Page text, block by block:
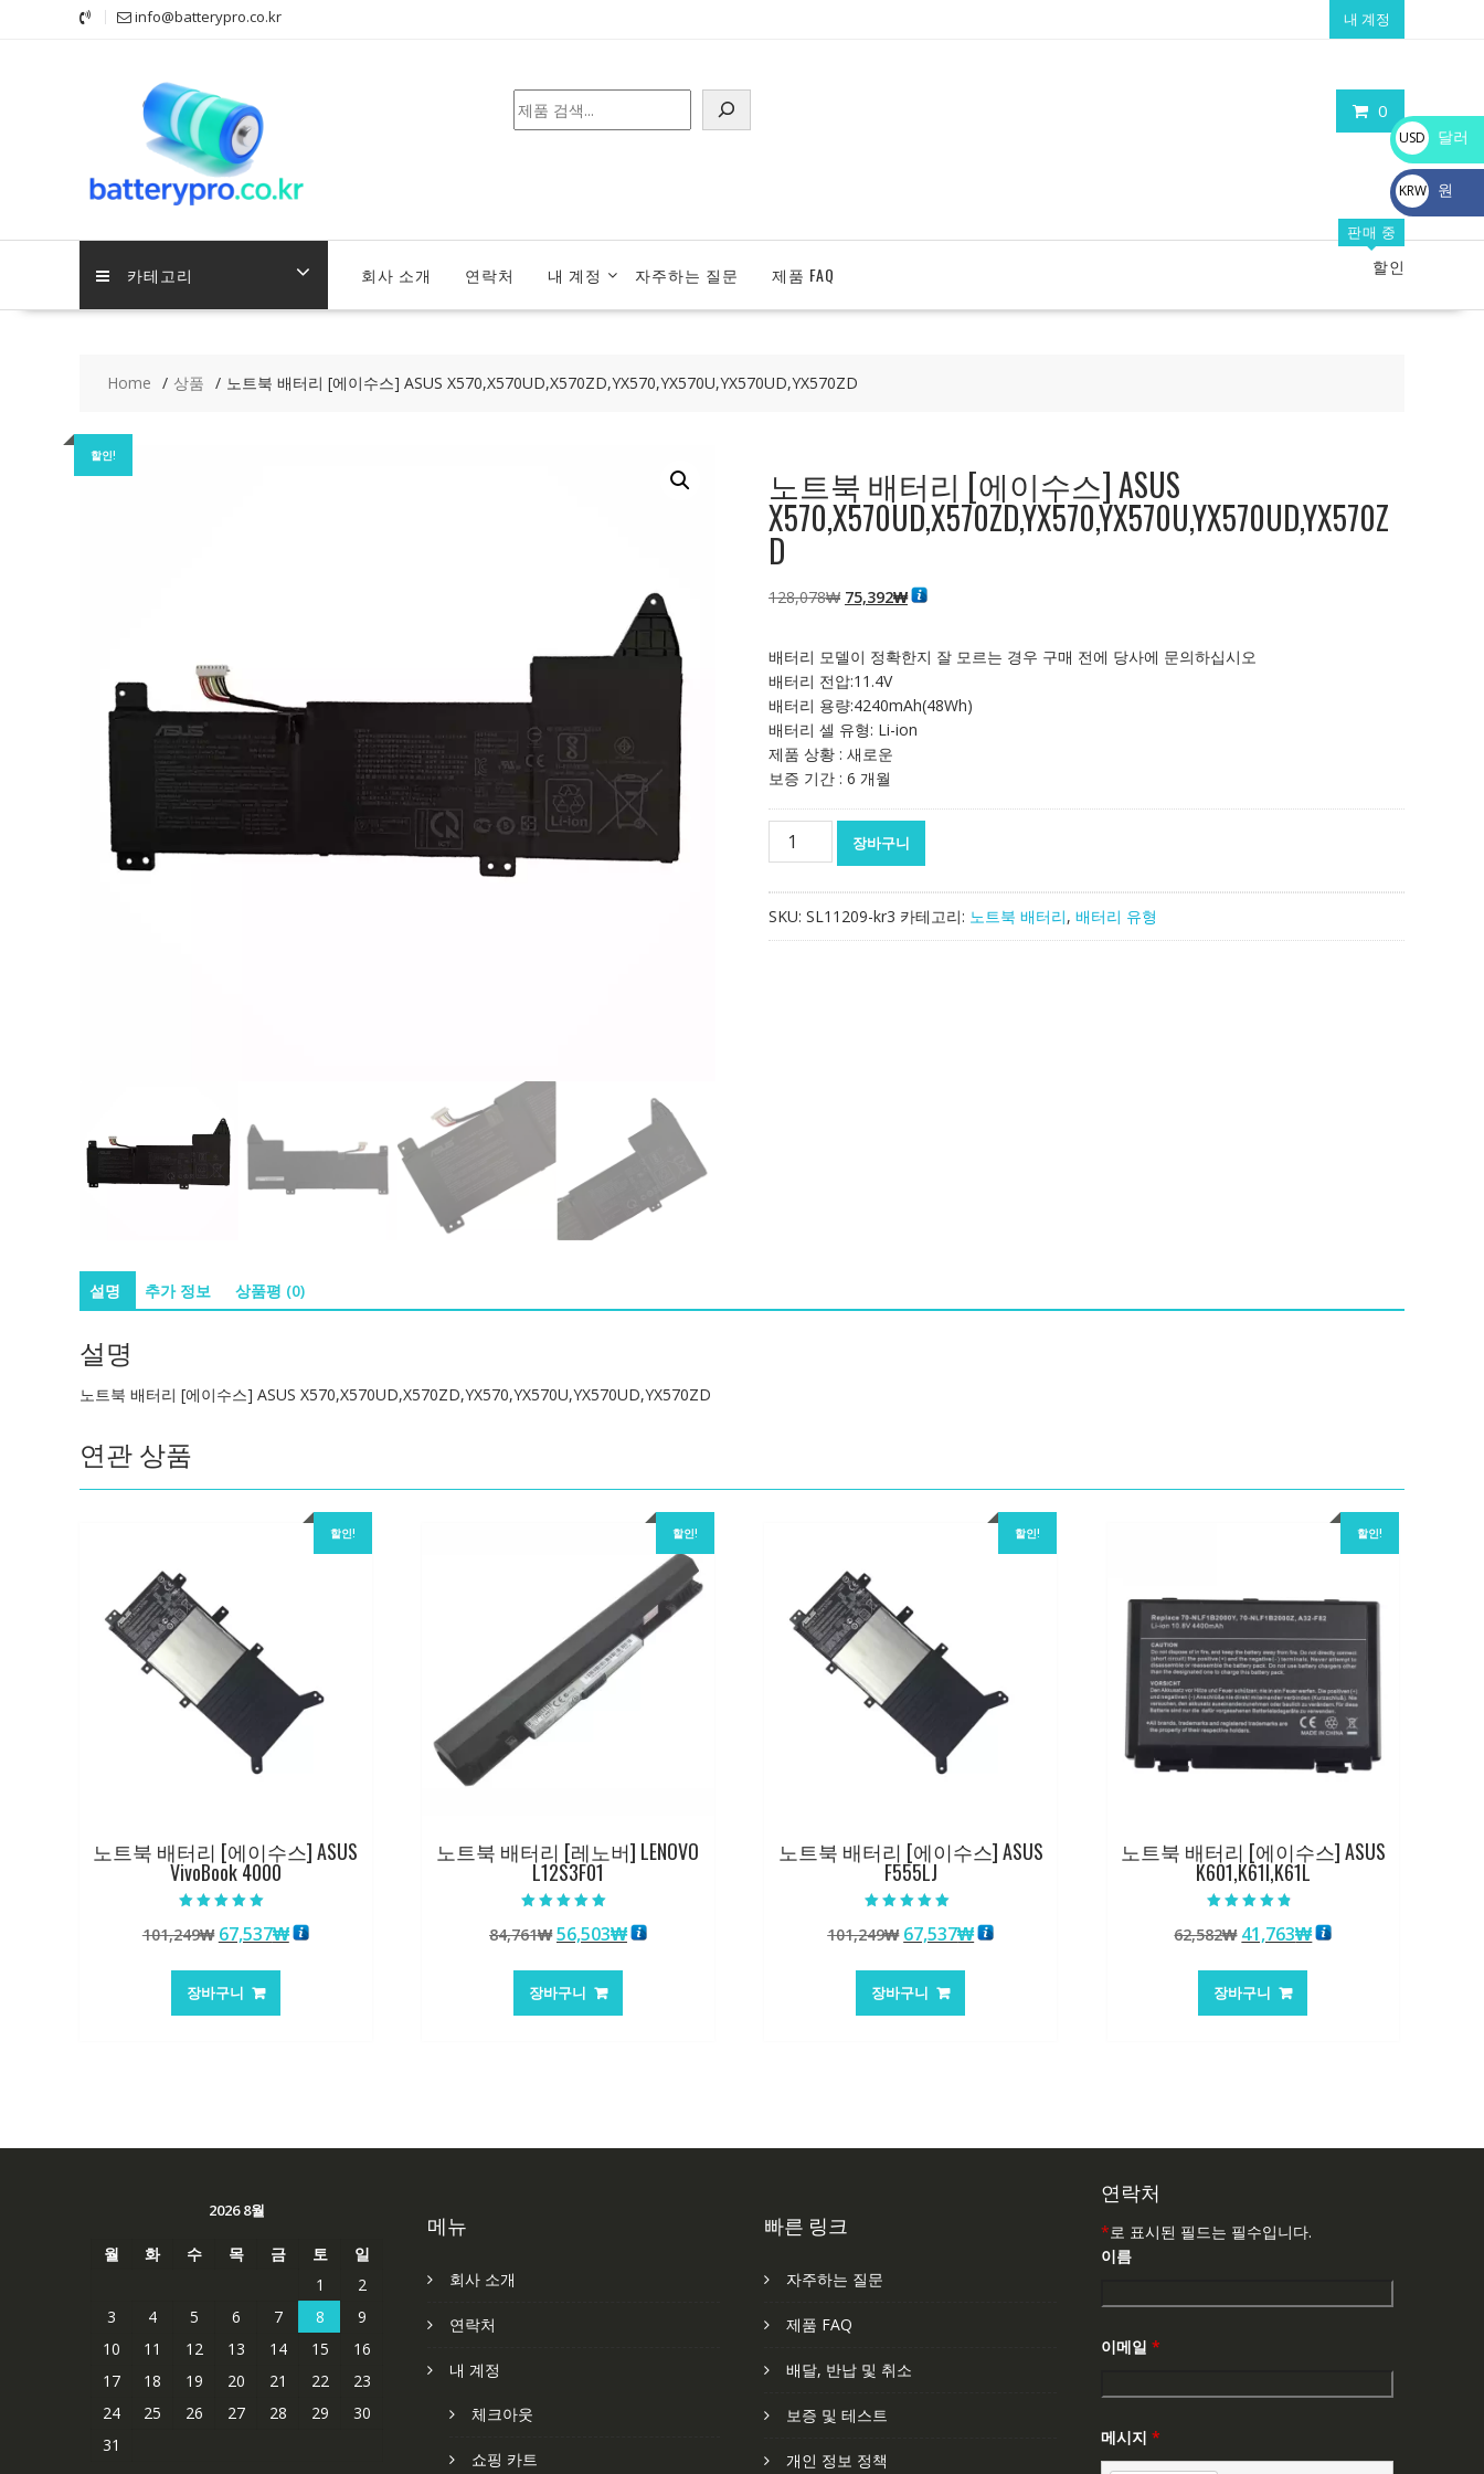
info@batterypro.co.kr 내 계정
0
검
색
카테고리 회사 소개 연락처 내 계정 자주하는 질문 제품 FAQ
판매 중
할인
Home 상품 노트북 배터리 [에이수스] ASUS X570,X570UD,X570ZD,YX570,YX570U,YX570UD,YX570ZD
할인!
노트북 배터리 [에이수스] ASUS
X570,X570UD,X570ZD,YX570,YX570U,YX570UD,YX570Z
D
128,078₩ 원
격:
128,078₩
75,392₩현
격:
배터리 모델이 정확한지 잘 모르는 경우 구매 전에 당사에 문의하십시오
배터리 전압:11.4V
배터리 용량:4240mAh(48Wh)
배터리 셀 유형: Li-ion
제품 상황 : 새로운
보증 기간 : 6 개월
터
장바구니
SKU: SL11209-kr3 카테고리: 노트북 배터리, 배터리 유형
설명 추가 정보 상품평 (0)
설명
노트북 배터리 [에이수스] ASUS X570,X570UD,X570ZD,YX570,YX570U,YX570UD,YX570ZD
연관 상품
할인!
노트북 배터리 [에이수스] ASUS
VivoBook 4000
5.00
로 평가됨
101,249₩ 원
가
격:
67,537₩현
장바구니
할인!
노트북 배터리 [레노버] LENOVO
L12S3F01
5.00
로 평가됨
84,761₩ 원
가
격:
56,503₩현
장바구니
할인!
노트북 배터리 [에이수스] ASUS
F555LJ
5.00
로 평가됨
101,249₩ 원
가
격:
67,537₩현
장바구니
할인!
노트북 배터리 [에이수스] ASUS
K601,K61I,K61L
4.50
로 평가됨
62,582₩ 원
가
격:
41,763₩현
장바구니
2026 8월
월 화 수 목 금 토
일
1
2
3
4 5 6 7 8
9
10
11 12 13 14 15
16
17
18 19 20 21 22
23
24
25 26 27 28 29
30
31
메뉴
회사 소개
연락처
내 계정
체크아웃
쇼핑 카트
빠른 링크
자주하는 질문
제품 FAQ
배달, 반납 및 취소
보증 및 테스트
개인 정보 정책
연락처
*로 표시된 필드는 필수입니다.
이름
이메일 *
메시지 *
USD
$
달러
KRW
₩
원